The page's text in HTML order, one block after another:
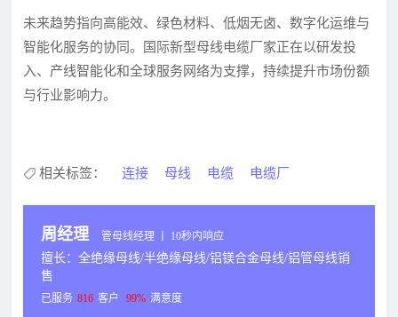
未来趋势指向高能效、绿色材料、低烟无卤、数字化运维与
智能化服务的协同。国际新型母线电缆厂家正在以研发投
入、产线智能化和全球服务网络为支撑，持续提升市场份额
与行业影响力。
相关标签： 连接 母线 电缆 电缆厂
周经理 管母线经理 丨 10秒内响应
擅长：全绝缘母线/半绝缘母线/铝镁合金母线/铝管母线销
售
已服务 816 客户 99% 满意度